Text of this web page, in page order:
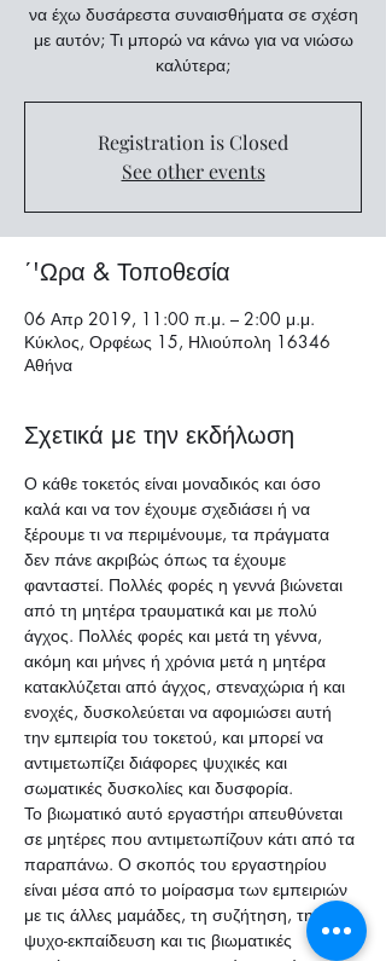
να έχω δυσάρεστα συναισθήματα σε σχέση
με αυτόν; Τι μπορώ να κάνω για να νιώσω
καλύτερα;
Registration is Closed
See other events
΄'Ωρα & Τοποθεσία
06 Απρ 2019, 11:00 π.μ. – 2:00 μ.μ.
Κύκλος, Ορφέως 15, Ηλιούπολη 16346
Αθήνα
Σχετικά με την εκδήλωση
Ο κάθε τοκετός είναι μοναδικός και όσο
καλά και να τον έχουμε σχεδιάσει ή να
ξέρουμε τι να περιμένουμε, τα πράγματα
δεν πάνε ακριβώς όπως τα έχουμε
φανταστεί. Πολλές φορές η γεννά βιώνεται
από τη μητέρα τραυματικά και με πολύ
άγχος. Πολλές φορές και μετά τη γέννα,
ακόμη και μήνες ή χρόνια μετά η μητέρα
κατακλύζεται από άγχος, στεναχώρια ή και
ενοχές, δυσκολεύεται να αφομιώσει αυτή
την εμπειρία του τοκετού, και μπορεί να
αντιμετωπίζει διάφορες ψυχικές και
σωματικές δυσκολίες και δυσφορία.
Το βιωματικό αυτό εργαστήρι απευθύνεται
σε μητέρες που αντιμετωπίζουν κάτι από τα
παραπάνω. Ο σκοπός του εργαστηρίου
είναι μέσα από το μοίρασμα των εμπειριών
με τις άλλες μαμάδες, τη συζήτηση, την
ψυχο-εκπαίδευση και τις βιωματικές